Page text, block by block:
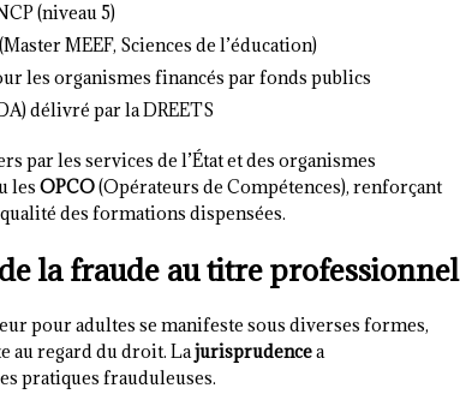
(niveau 5)
MEEF, Sciences de l’éducation)
les organismes financés par fonds publics
délivré par la DREETS
par les services de l’État et des organismes
les OPCO(Opérateurs de Compétences), renforçant
des formations dispensées.
la fraude au titre professionnel
pour adultes se manifeste sous diverses formes,
au regard du droit. Lajurisprudencea
pratiques frauduleuses.